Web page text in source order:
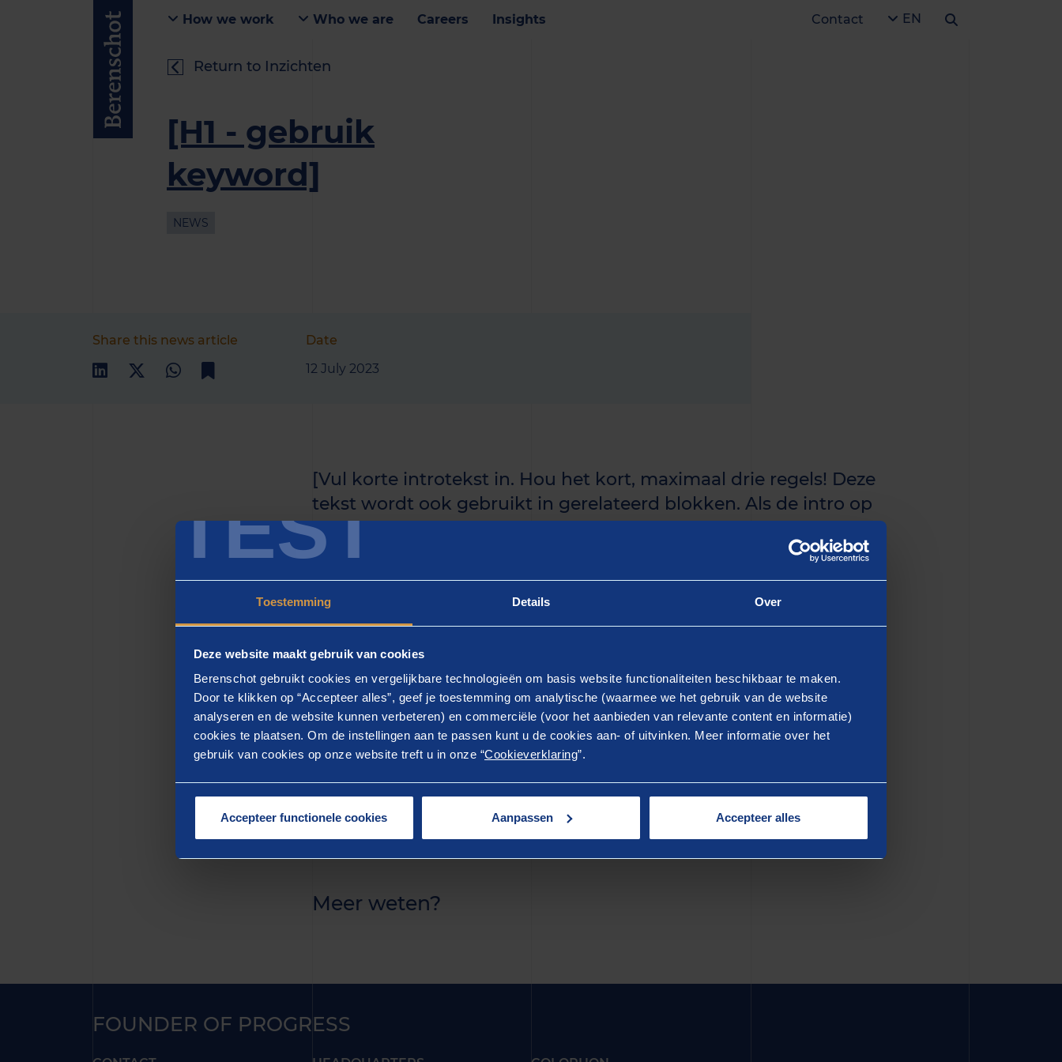
TEST
Toestemming Details Over
Deze website maakt gebruik van cookies
Berenschot gebruikt cookies en vergelijkbare technologieën om basis website functionaliteiten beschikbaar te maken.
Door te klikken op “Accepteer alles”, geef je toestemming om analytische (waarmee we het gebruik van de website
analyseren en de website kunnen verbeteren) en commerciële (voor het aanbieden van relevante content en informatie)
cookies te plaatsen. Om de instellingen aan te passen kunt u de cookies aan- of uitvinken. Meer informatie over het
gebruik van cookies op onze website treft u in onze “Cookieverklaring”.
Accepteer functionele cookies Aanpassen Accepteer alles
How we work Who we are Careers Insights Contact EN
Return to Inzichten
[H1 - gebruik
keyword]
NEWS
Share this news article
Date
12 July 2023
[Vul korte introtekst in. Hou het kort, maximaal drie regels! Deze
tekst wordt ook gebruikt in gerelateerd blokken. Als de intro op
het huidige artikel langer is, kun je de rest in de eerste paragraaf
zetten.]
[H2 - gebruik keyword]
eiusmod tempor incididunt ut labore et dolore magna aliqua. Ut enim ad minim veniam,
quis nostrud exercitation ullamco laboris nisi ut aliquip ex ea commodo consequat. Duis
aute irure dolor in reprehenderit in voluptate velit esse cillum dolore eu fugiat nulla
pariatur. Excepteur sint occaecat cupidatat non proident, sunt in culpa qui officia deserunt
mollit anim id est laborum.
Meer weten?
FOUNDER OF PROGRESS